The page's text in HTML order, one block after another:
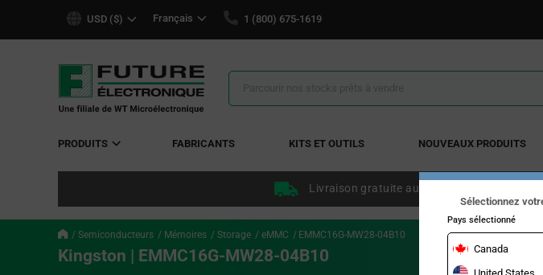
USD ($) Français 1 (800) 675-1619
Résultats
la
PRODUITS FABRICANTS KITS ET OUTILS NOUVEAUX PRODUITS
Livraison gratuite aux États-Unis
Semiconducteurs Mémoires Storage eMMC EMMC16G-MW28-04B10
Kingston | EMMC16G-MW28-04B10
Sélectionnez
Pays sélectionné
Canada